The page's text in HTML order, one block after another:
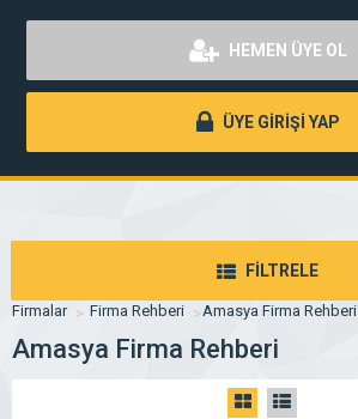
HEMEN ÜYE OL
ÜYE GİRİŞİ YAP
FİLTRELE
Firmalar Firma Rehberi Amasya Firma Rehberi
Amasya Firma Rehberi